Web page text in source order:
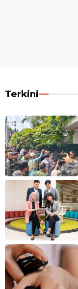
Terkini